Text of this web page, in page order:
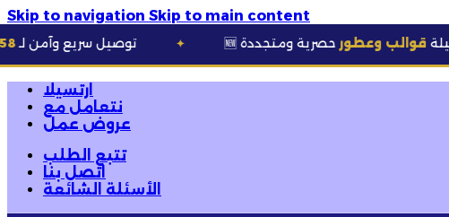
Skip to navigation Skip to main content
🚚 توصيل سريع وآمن لـ58 ولاية ✦ حصرية ومتجددة
ارتسيلا
نتعامل مع
عروض عمل
تتبع الطلب
اتصل بنا
الأسئلة الشائعة